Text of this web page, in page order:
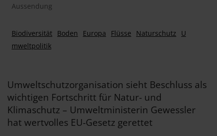
Aussendung
Biodiversität Boden Europa Flüsse Naturschutz
U
mweltpolitik
Umweltschutzorganisation sieht Beschluss als
wichtigen Fortschritt für Natur- und
Klimaschutz – Umweltministerin Gewessler
hat wertvolles EU-Gesetz gerettet